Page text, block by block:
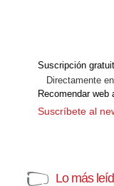
Suscripción
Directamente
Recomendar web
Suscríbete al
Lo más